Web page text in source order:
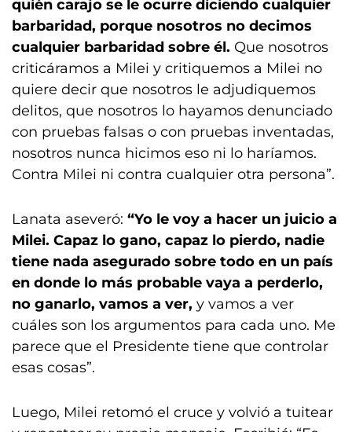
quién carajo se le ocurre diciendo cualquier
barbaridad, porque nosotros no decimos
cualquier barbaridad sobre él. Que nosotros
criticáramos a Milei y critiquemos a Milei no
quiere decir que nosotros le adjudiquemos
delitos, que nosotros lo hayamos denunciado
con pruebas falsas o con pruebas inventadas,
nosotros nunca hicimos eso ni lo haríamos.
Contra Milei ni contra cualquier otra persona”.
Lanata aseveró: “Yo le voy a hacer un juicio a
Milei. Capaz lo gano, capaz lo pierdo, nadie
tiene nada asegurado sobre todo en un país
en donde lo más probable vaya a perderlo,
no ganarlo, vamos a ver, y vamos a ver
cuáles son los argumentos para cada uno. Me
parece que el Presidente tiene que controlar
esas cosas”.
Luego, Milei retomó el cruce y volvió a tuitear